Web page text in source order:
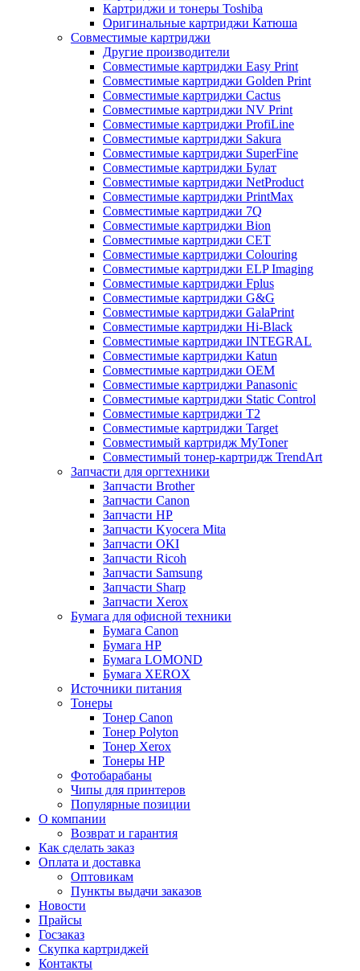
Картриджи и тонеры Toshiba
Оригинальные картриджи Катюша
Совместимые картриджи
Другие производители
Совместимые картриджи Easy Print
Совместимые картриджи Golden Print
Совместимые картриджи Cactus
Совместимые картриджи NV Print
Совместимые картриджи ProfiLine
Совместимые картриджи Sakura
Совместимые картриджи SuperFine
Совместимые картриджи Булат
Совместимые картриджи NetProduct
Совместимые картриджи PrintMax
Совместимые картриджи 7Q
Совместимые картриджи Bion
Совместимые картриджи CET
Совместимые картриджи Colouring
Совместимые картриджи ELP Imaging
Совместимые картриджи Fplus
Совместимые картриджи G&G
Совместимые картриджи GalaPrint
Совместимые картриджи Hi-Black
Совместимые картриджи INTEGRAL
Совместимые картриджи Katun
Совместимые картриджи OEM
Совместимые картриджи Panasonic
Совместимые картриджи Static Control
Совместимые картриджи T2
Совместимые картриджи Target
Совместимый картридж MyToner
Совместимый тонер-картридж TrendArt
Запчасти для оргтехники
Запчасти Brother
Запчасти Canon
Запчасти HP
Запчасти Kyocera Mita
Запчасти OKI
Запчасти Ricoh
Запчасти Samsung
Запчасти Sharp
Запчасти Xerox
Бумага для офисной техники
Бумага Canon
Бумага HP
Бумага LOMOND
Бумага XEROX
Источники питания
Тонеры
Тонер Canon
Тонер Polyton
Тонер Xerox
Тонеры HP
Фотобарабаны
Чипы для принтеров
Популярные позиции
О компании
Возврат и гарантия
Как сделать заказ
Оплата и доставка
Оптовикам
Пункты выдачи заказов
Новости
Прайсы
Госзаказ
Скупка картриджей
Контакты